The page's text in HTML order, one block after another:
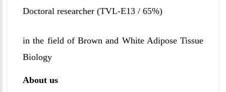
Doctoral researcher (TVL-E13 / 65%)
in the field of Brown and White Adipose Tissue
Biology
About us